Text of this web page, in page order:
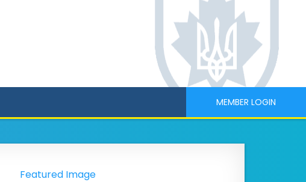
MEMBER LOGIN
Featured Image